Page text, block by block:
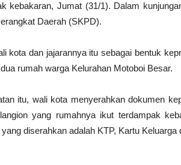
kebakaran, Jumat (31/1). Dalam
Daerah (SKPD).
kota dan jajarannya itu sebagai bentuk
rumah warga Kelurahan Motoboi Besar.
itu, wali kota menyerahkan dokumen
yang rumahnya ikut terdampak
diserahkan adalah KTP, Kartu Keluarga